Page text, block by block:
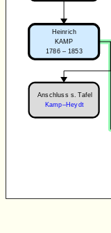
Heinrich
KAMP
1786 – 1853
Anschluss s. Tafel
Kamp–Heydt